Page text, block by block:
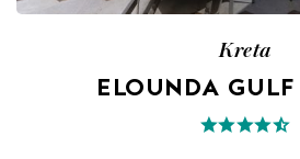
Kreta
ELOUNDA